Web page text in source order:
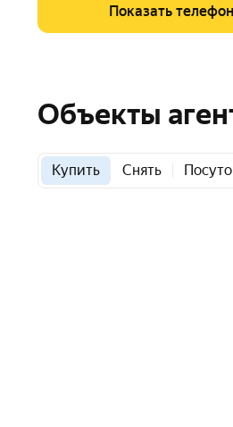
Показать телефон
Объекты
Купить Снять